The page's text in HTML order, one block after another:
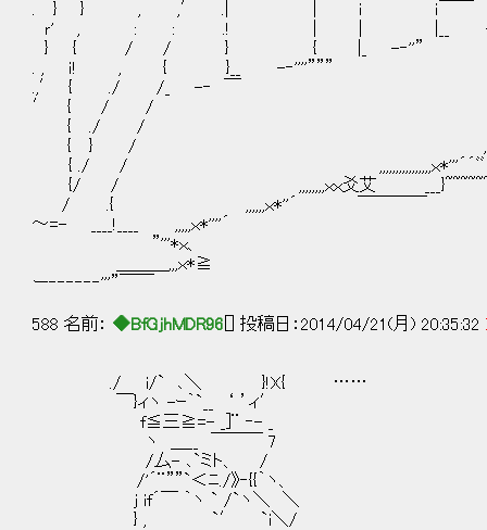
. } } , ,′ .| | ｉ ｉ￣￣ __ .
ｒ' , : : .! | | |__ -
} { / / } { |_ -‐''”
. , ｉ! , { }__ -‐''''”””
.,′ { ./ /_ -‐ ￣
′ { / /
{ ./ / ＿＿＿ --‐‐'''''””V＾
{ } / ,,ｘ*''”
{ ./ / ,,,,,,,,,,,,,,,,ｘ*'''´´
{/ / ,,,,,,,,ｘｘ爻艾
/ .{ ,,,,,,ｘ*''´ ￣￣￣
～=- ____!____
”'''*ｘ、 ｖｖｖ
＿＿＿,,,ｘ*≧ X＾＾爻
ー‐‐‐‐‐‐'''”￣￣ ｘｘｘｘｘ爻爻
588 名前： ◆BfGjhMDR96 [] 投稿日：2014/04/21(月) 20:35:32
./ i/` ､＼ }!X{ ……
￣}ィヽ -ｰ｀`__ ‘ ’ィ′
f≦三≧=- _]¨ ‐- _
ヽ ＿__ ￣￣￣ 7
/厶- ､`ミト、 /
/'´¨””`＜ﾆ./》‐{{｀ヽ、
j if´￣ ｀ヽ ` /`ヽ＼ ＼
} , `′ `i＼/